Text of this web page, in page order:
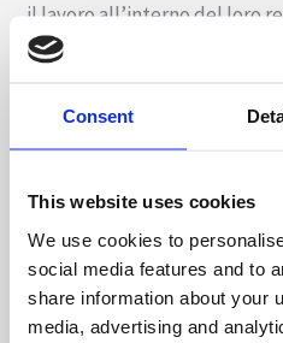
Consent
This website uses cookies
We use cookies to
social media features and to
share information about your
media, advertising and
il lavoro all’interno del loro
standardizzato e allineato
standardizzato e
momento chiunque sarà in
procedure per svolgere il
documentazione.
Esempio 4